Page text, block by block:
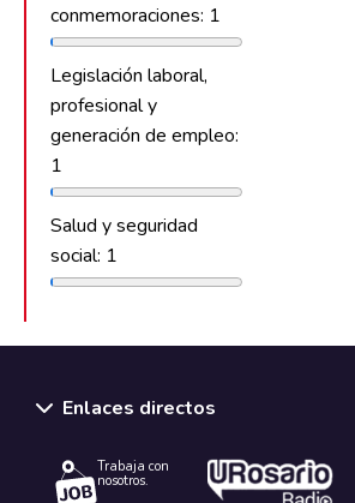
conmemoraciones: 1
Legislación laboral,
profesional y
generación de empleo:
1
Salud y seguridad
social: 1
Enlaces directos
Trabaja con
nosotros.